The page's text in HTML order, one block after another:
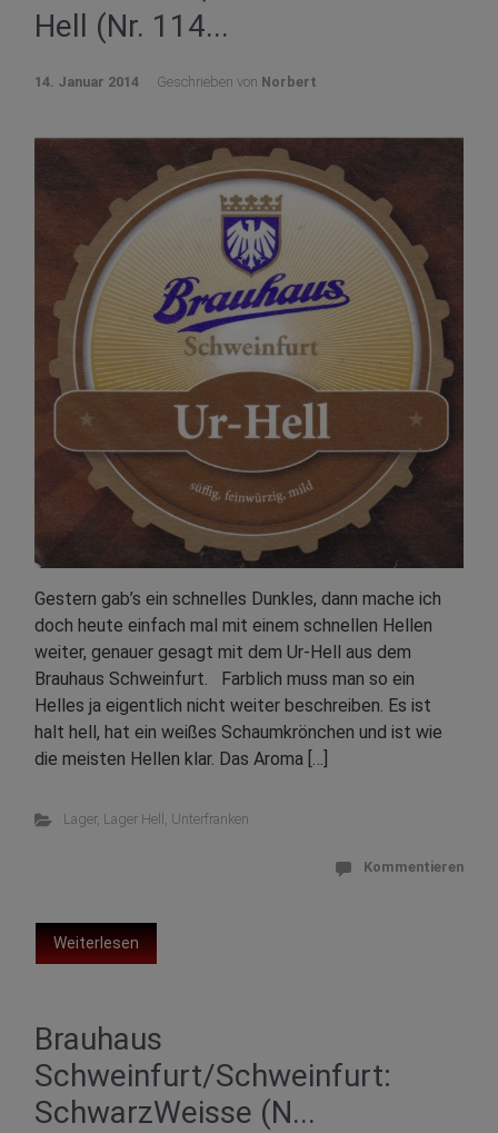
Hell (Nr. 114...
14. Januar 2014 Geschrieben von Norbert
Gestern gab’s ein schnelles Dunkles, dann mache ich
doch heute einfach mal mit einem schnellen Hellen
weiter, genauer gesagt mit dem Ur-Hell aus dem
Brauhaus Schweinfurt. Farblich muss man so ein
Helles ja eigentlich nicht weiter beschreiben. Es ist
halt hell, hat ein weißes Schaumkrönchen und ist wie
die meisten Hellen klar. Das Aroma […]
Lager, Lager Hell , Unterfranken
Kommentieren
Weiterlesen
Brauhaus
Schweinfurt/Schweinfurt:
SchwarzWeisse (N...